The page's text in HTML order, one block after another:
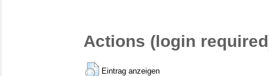
Actions (login
Eintrag anzeigen